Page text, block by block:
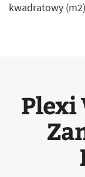
kwadratowy
Plexi